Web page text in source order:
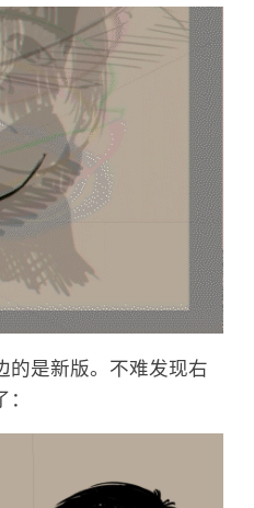
的是新版。不难发现右